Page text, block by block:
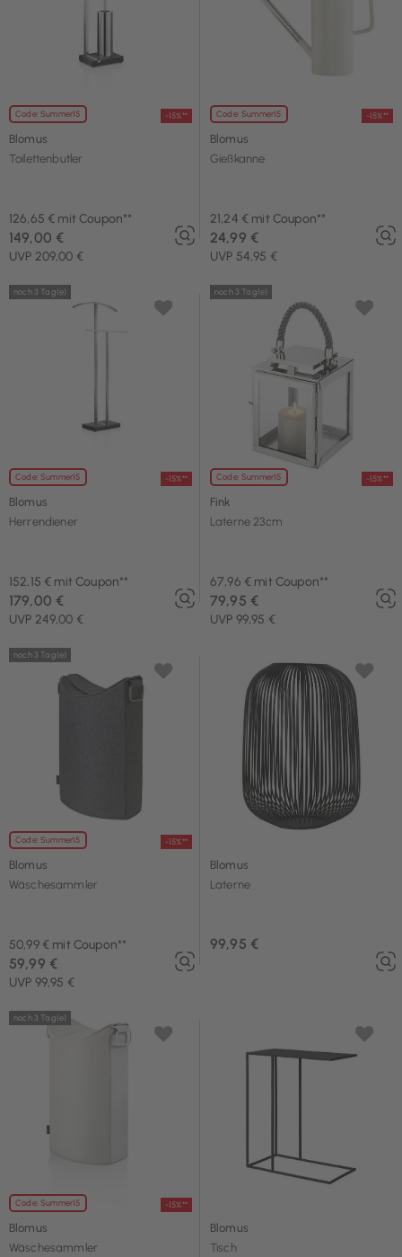
Code: Summer15 -15%**
Blomus
Toilettenbutler
126,65 € mit Coupon**
UVP 209,00 €
149,00 €
Code: Summer15 -15%**
Blomus
Gießkanne
21,24 € mit Coupon**
UVP 54,95 €
24,99 €
Code: Summer15 -15%**
noch 3 Tag(e)
Blomus
Herrendiener
152,15 € mit Coupon**
UVP 249,00 €
179,00 €
Code: Summer15 -15%**
noch 3 Tag(e)
Fink
Laterne 23cm
67,96 € mit Coupon**
UVP 99,95 €
79,95 €
Code: Summer15 -15%**
noch 3 Tag(e)
Blomus
Wäschesammler
50,99 € mit Coupon**
UVP 99,95 €
59,99 €
Blomus
Laterne
99,95 €
Code: Summer15 -15%**
noch 3 Tag(e)
Blomus
Wäschesammler
Blomus
Tisch